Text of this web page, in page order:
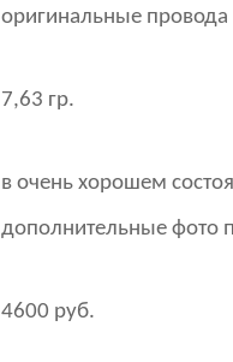
оригинальные провода
7,63 гр.
в очень хорошем
дополнительные фото
4600 руб.